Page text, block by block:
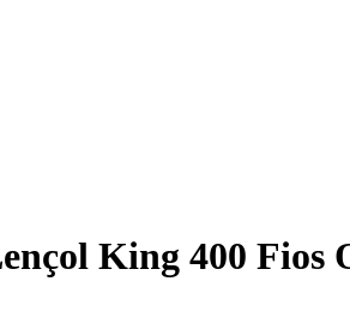
King 400 Fios